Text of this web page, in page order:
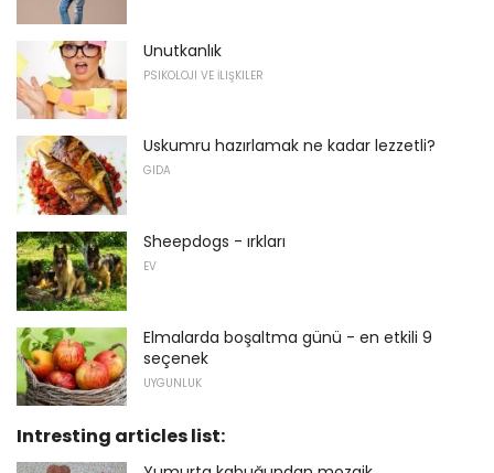
Unutkanlık
PSIKOLOJI VE İLIŞKILER
Uskumru hazırlamak ne kadar lezzetli?
GIDA
Sheepdogs - ırkları
EV
Elmalarda boşaltma günü - en etkili 9
seçenek
UYGUNLUK
Intresting articles list: